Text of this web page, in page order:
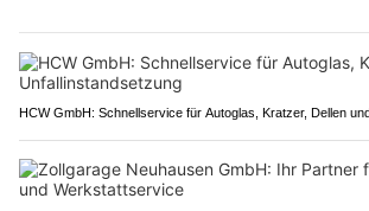
HCW GmbH: Schnellservice für Autoglas, Kratzer, Dellen